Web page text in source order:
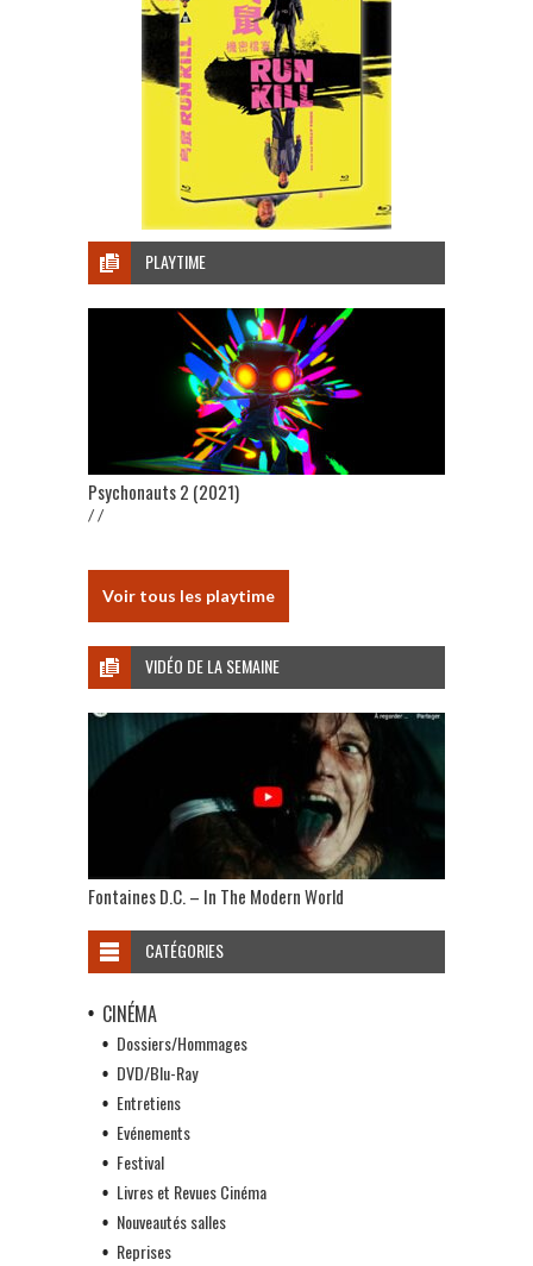
PLAYTIME
Psychonauts 2 (2021)
/ /
Voir tous les playtime
VIDÉO DE LA SEMAINE
Fontaines D.C. – In The Modern World
CATÉGORIES
CINÉMA
Dossiers/Hommages
DVD/Blu-Ray
Entretiens
Evénements
Festival
Livres et Revues Cinéma
Nouveautés salles
Reprises